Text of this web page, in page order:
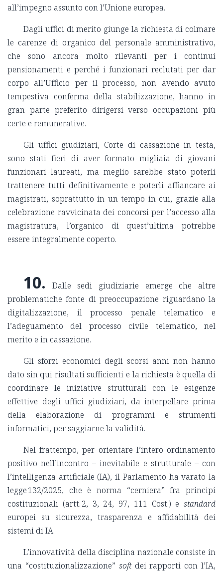
all’impegno assunto con l’Unione europea.
Dagli uffici di merito giunge la richiesta di colmare
le carenze di organico del personale amministrativo,
che sono ancora molto rilevanti per i continui
pensionamenti e perché i funzionari reclutati per dar
corpo all’Ufficio per il processo, non avendo avuto
tempestiva conferma della stabilizzazione, hanno in
gran parte preferito dirigersi verso occupazioni più
certe e remunerative.
Gli uffici giudiziari, Corte di cassazione in testa,
sono stati fieri di aver formato migliaia di giovani
funzionari laureati, ma meglio sarebbe stato poterli
trattenere tutti definitivamente e poterli affiancare ai
magistrati, soprattutto in un tempo in cui, grazie alla
celebrazione ravvicinata dei concorsi per l’accesso alla
magistratura, l’organico di quest’ultima potrebbe
essere integralmente coperto.
10. Dalle sedi giudiziarie emerge che altre
problematiche fonte di preoccupazione riguardano la
digitalizzazione, il processo penale telematico e
l’adeguamento del processo civile telematico, nel
merito e in cassazione.
Gli sforzi economici degli scorsi anni non hanno
dato sin qui risultati sufficienti e la richiesta è quella di
coordinare le iniziative strutturali con le esigenze
effettive degli uffici giudiziari, da interpellare prima
della elaborazione di programmi e strumenti
informatici, per saggiarne la validità.
Nel frattempo, per orientare l’intero ordinamento
positivo nell’incontro – inevitabile e strutturale – con
l’intelligenza artificiale (IA), il Parlamento ha varato la
legge 132/2025, che è norma “cerniera” fra principi
costituzionali (artt. 2, 3, 24, 97, 111 Cost.) e standard
europei su sicurezza, trasparenza e affidabilità dei
sistemi di IA.
L’innovatività della disciplina nazionale consiste in
una “costituzionalizzazione” softdei rapporti con l’IA,